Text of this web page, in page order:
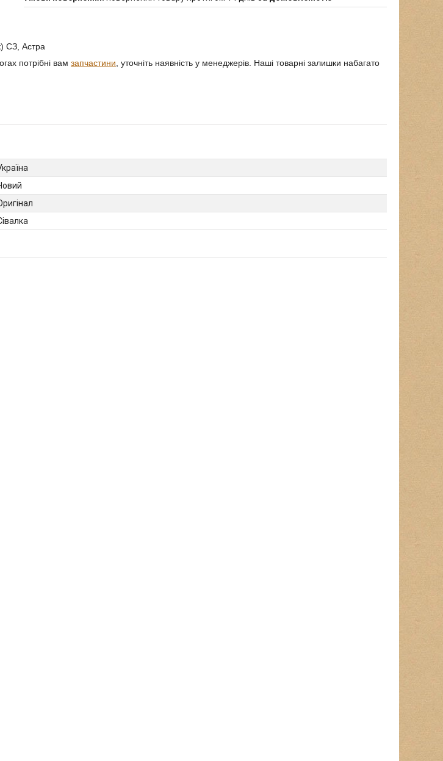
СЗ, Астра
потрібні вам запчастини , уточніть наявність у менеджерів. Наші товарні залишки набагато